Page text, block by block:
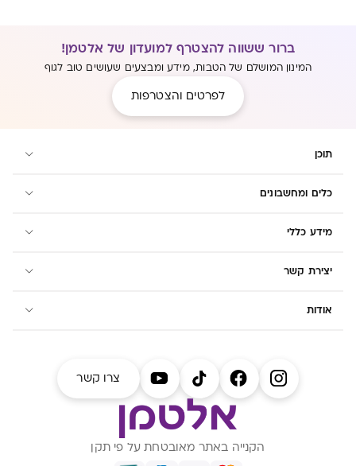
חוסר שינה
היא עושה […]
ברור ששווה להצטרף למועדון של אלטמן!
המינון המושלם של הטבות, מידע ומבצעים שעושים טוב לגוף
לפרטים והצטרפות
תוכן
כלים ומחשבונים
מידע כללי
יצירת קשר
אודות
צרו קשר
הקנייה באתר מאובטחת על פי תקן